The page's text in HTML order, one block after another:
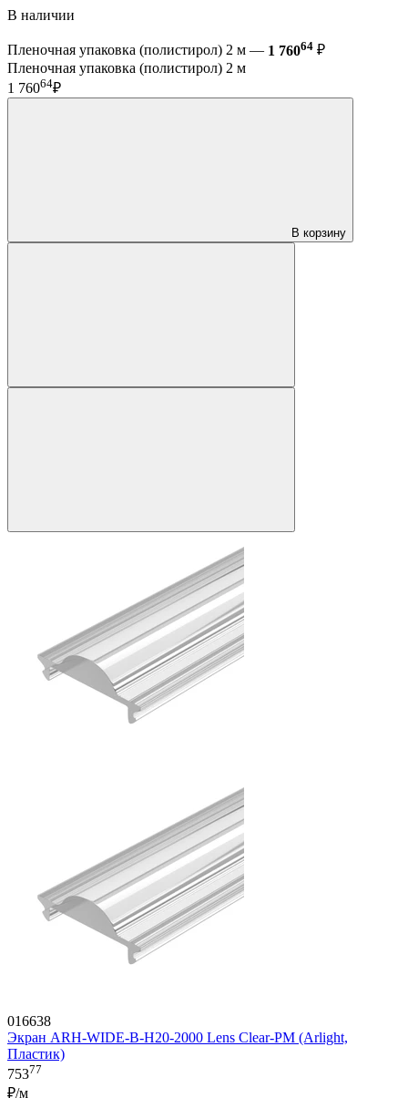
В наличии
Пленочная упаковка (полистирол) 2 м — 1 76064 ₽
Пленочная упаковка (полистирол) 2 м
1 76064₽
В корзину
016638
Экран ARH-WIDE-B-H20-2000 Lens Clear-PM (Arlight,
Пластик)
75377
₽/м